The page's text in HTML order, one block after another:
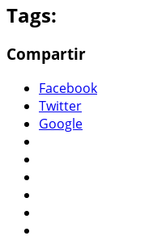
Tags:
Compartir
Facebook
Twitter
Google